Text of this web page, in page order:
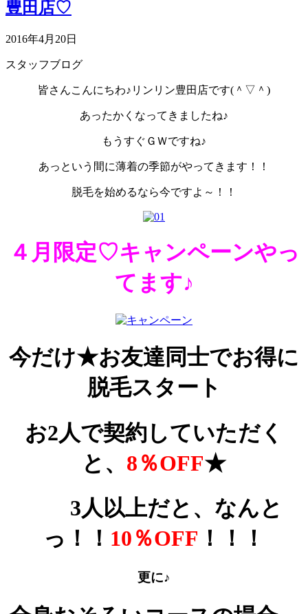
豊田店♡
2016年4月20日
スタッフブログ
皆さんこんにちわ♪リンリン豊田店です(＾▽＾)
あったかくなってきましたね♪
もうすぐＧＷですね♪
あっという間に薄着の季節がやってきます！！
脱毛を始めるなら今ですよ～！！
４月限定♡キャンペーンやっ
てます♪
今だけ★お友達同士でお得に
脱毛スタート
お2人で契約していただく
と、 8％OFF★
3人以上だと、なんと
っ！！ 10％OFF ！！！
更に♪